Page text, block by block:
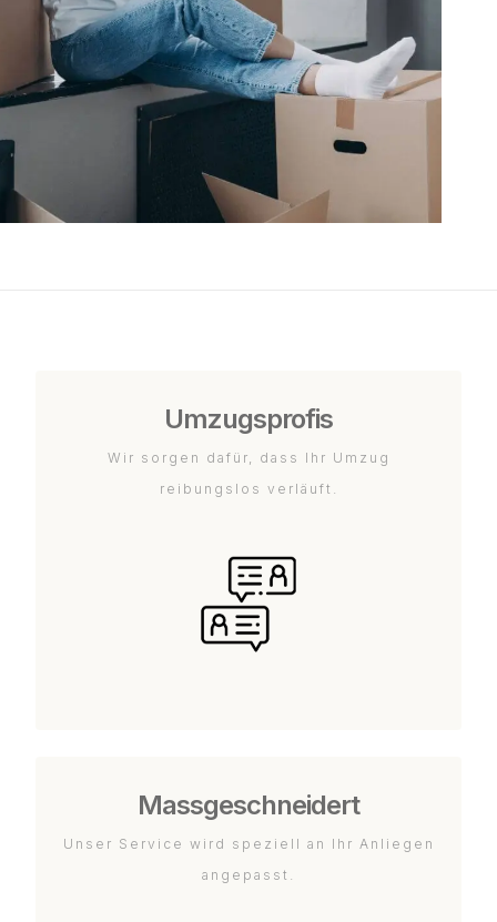
Umzugsprofis
Wir sorgen dafür, dass Ihr Umzug
reibungslos verläuft.
Massgeschneidert
Unser Service wird speziell an Ihr Anliegen
angepasst.